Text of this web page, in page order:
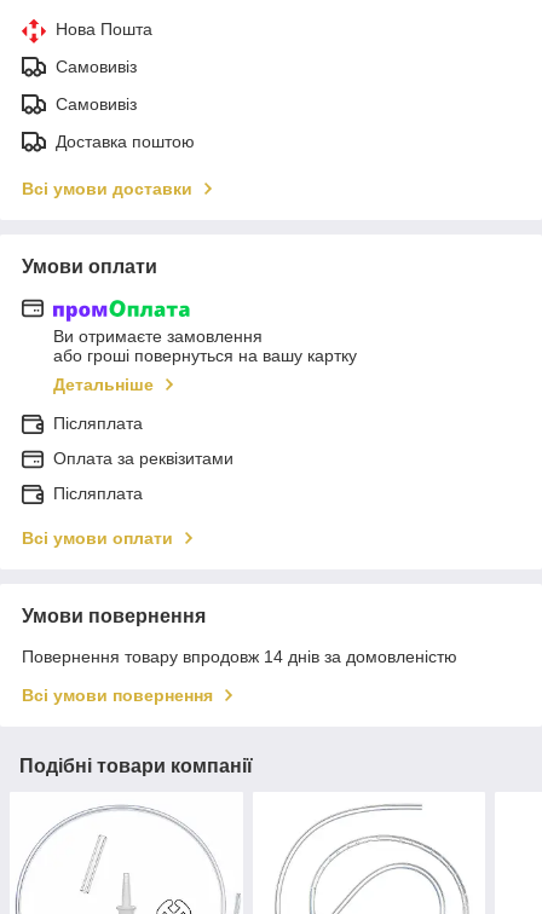
Нова Пошта
Самовивіз
Самовивіз
Доставка поштою
Всі умови доставки
Умови оплати
Ви отримаєте замовлення
або гроші повернуться на вашу картку
Детальніше
Післяплата
Оплата за реквізитами
Післяплата
Всі умови оплати
Умови повернення
Повернення товару впродовж 14 днів за домовленістю
Всі умови повернення
Подібні товари компанії